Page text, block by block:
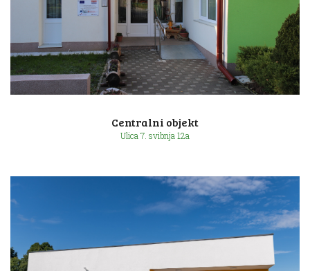
Ulica Eugena de Piennesa 14f
Centralni objekt
Ulica 7. svibnja 12a